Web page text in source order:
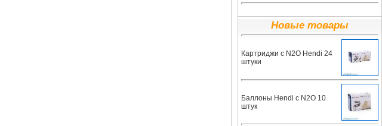
Новые товары
Картриджи с N2O Hendi 24
штуки
Баллоны Hendi с N2O 10
штук